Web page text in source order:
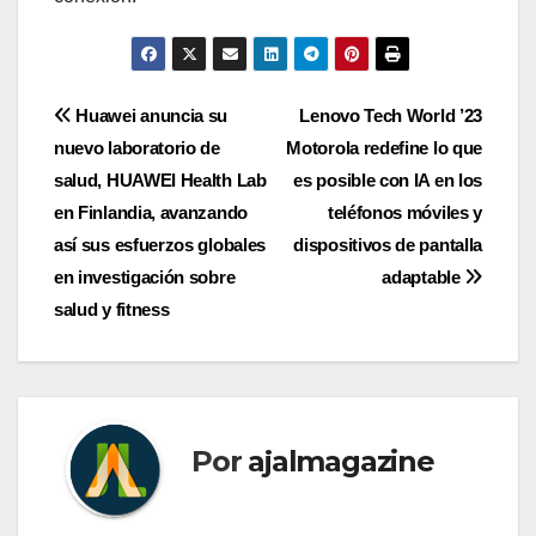
Navegación
de
entradas
Lenovo Tech World ’23
Motorola redefine lo que
es posible con IA en los
teléfonos móviles y
dispositivos de pantalla
adaptable
Huawei anuncia su
nuevo laboratorio de
salud, HUAWEI Health Lab
en Finlandia, avanzando
así sus esfuerzos globales
en investigación sobre
salud y fitness
Por ajalmagazine